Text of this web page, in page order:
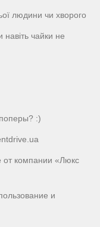
людини чи хворого
чайки не
:)
от компании «Люкс
и